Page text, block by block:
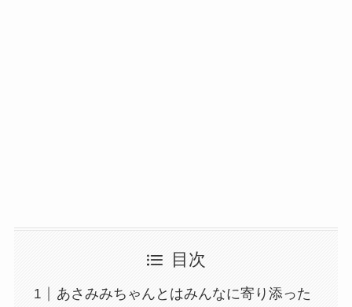
目次
あさみみちゃんとはみんなに寄り添った